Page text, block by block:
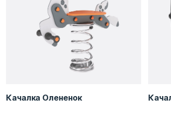
Качалка Олененок